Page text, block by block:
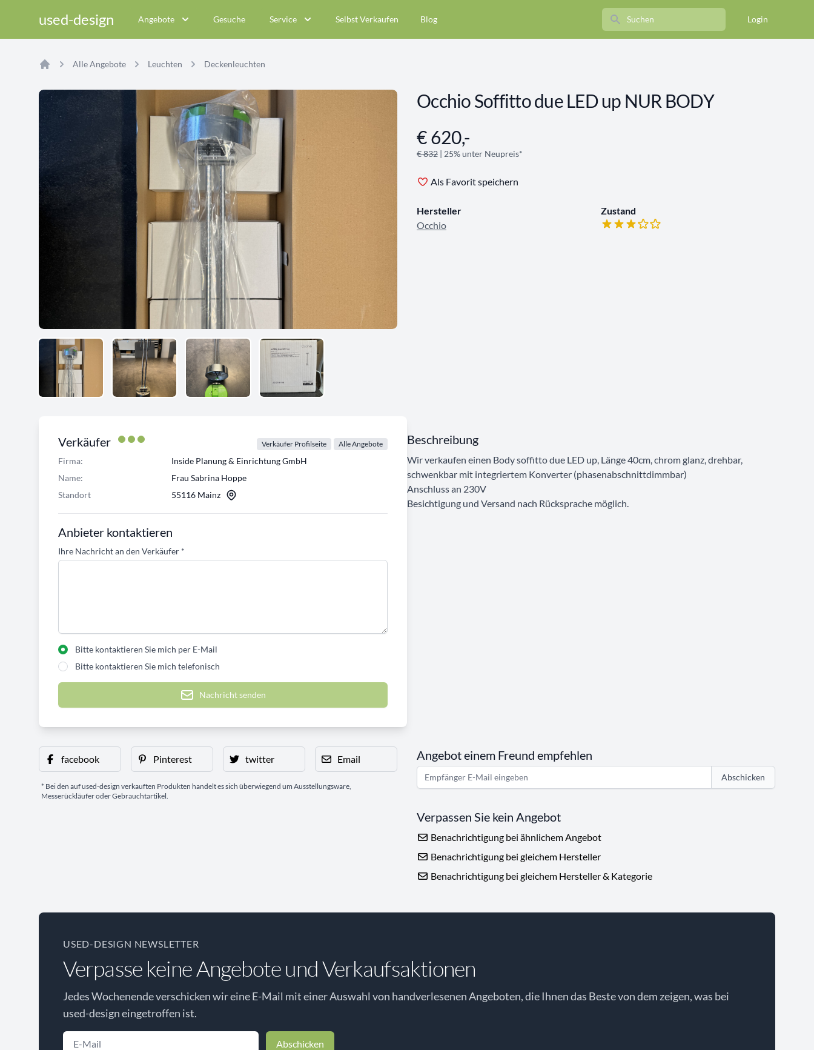
used-design Angebote Gesuche Service Selbst Verkaufen Blog Search Login
Alle Angebote Leuchten Deckenleuchten
Occhio Soffitto due LED up NUR BODY
Angebotsinformationen
€ 620,-
€ 832 | 25% unter Neupreis*
Als Favorit speichern
Hersteller
Occhio
Zustand
Verkäufer Verkäufer Profilseite Alle Angebote
Firma:
Inside Planung & Einrichtung GmbH
Name:
Frau Sabrina Hoppe
Standort
55116 Mainz
Anbieter kontaktieren
Ihre Nachricht an den Verkäufer *
Bitte kontaktieren Sie mich per E-Mail
Bitte kontaktieren Sie mich telefonisch
Nachricht senden
Beschreibung
Wir verkaufen einen Body soffitto due LED up, Länge 40cm, chrom glanz, drehbar,
schwenkbar mit integriertem Konverter (phasenabschnittdimmbar)
Anschluss an 230V
Besichtigung und Versand nach Rücksprache möglich.
facebook Pinterest twitter Email
* Bei den auf used-design verkauften Produkten handelt es sich überwiegend um Ausstellungsware,
Messerückläufer oder Gebrauchtartikel.
Angebot einem Freund empfehlen
Abschicken
Verpassen Sie kein Angebot
Benachrichtigung bei ähnlichem Angebot
Benachrichtigung bei gleichem Hersteller
Benachrichtigung bei gleichem Hersteller & Kategorie
USED-DESIGN NEWSLETTER
Verpasse keine Angebote und Verkaufsaktionen
Jedes Wochenende verschicken wir eine E-Mail mit einer Auswahl von handverlesenen Angeboten, die Ihnen das Beste von dem zeigen, was bei
used-design eingetroffen ist.
Abschicken